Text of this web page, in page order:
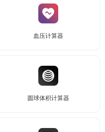
血压计算器
圆球体积计算器